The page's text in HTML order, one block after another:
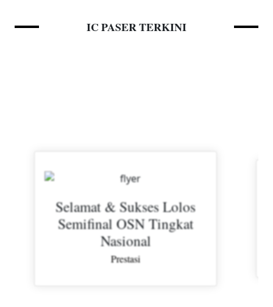
IC PASER TERKINI
Selamat & Sukses Lolos
Semifinal OSN Tingkat
Nasional
Prestasi